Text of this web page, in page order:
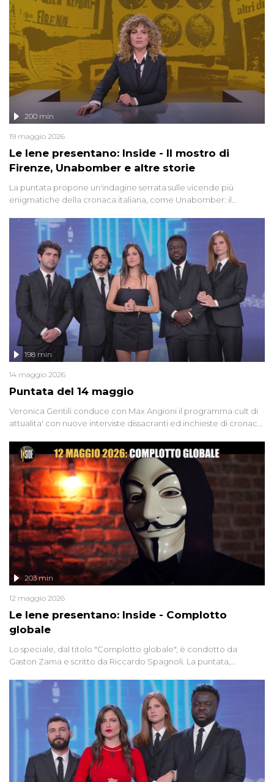
Le Iene presentano: Inside - Il mostro di
Firenze, Unabomber e altre storie
200 min
19 maggio 2026
La puntata propone un'indagine serrata sulle vicende più
enigmatiche della cronaca italiana, come Unabomber: il
'90 e il 2000 che, inquietantemente, potrebbe essere ancora in
libertà. Lo speciale affronta inoltre le zone d'ombra sul Mostro di
Firenze, le cui responsabilità appaiono ancora oggi avvolte in un
groviglio di dubbi mai chiariti. Nel corso dello speciale anche
l'intervista inedita a Olindo Romano, realizzata ne...
Puntata del 14 maggio
198 min
14 maggio 2026
Veronica Gentili conduce con Max Angioni il programma cult di
attualita' con nuove interviste dissacranti ed inchieste di cronaca
Le Iene presentano: Inside - Complotto
globale
203 min
12 maggio 2026
Lo speciale, dal titolo "Complotto globale", è condotto da
Gaston Zama e scritto da Riccardo Spagnoli. La puntata,
racconta l'universo delle narrazioni alternative, dei sospetti
globali e del complottismo che negli ultimi anni hanno invaso
social network, talk show, piazze digitali e immaginario collettivo.